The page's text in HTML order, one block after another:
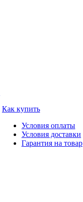
Как купить
Условия оплаты
Условия доставки
Гарантия на товар